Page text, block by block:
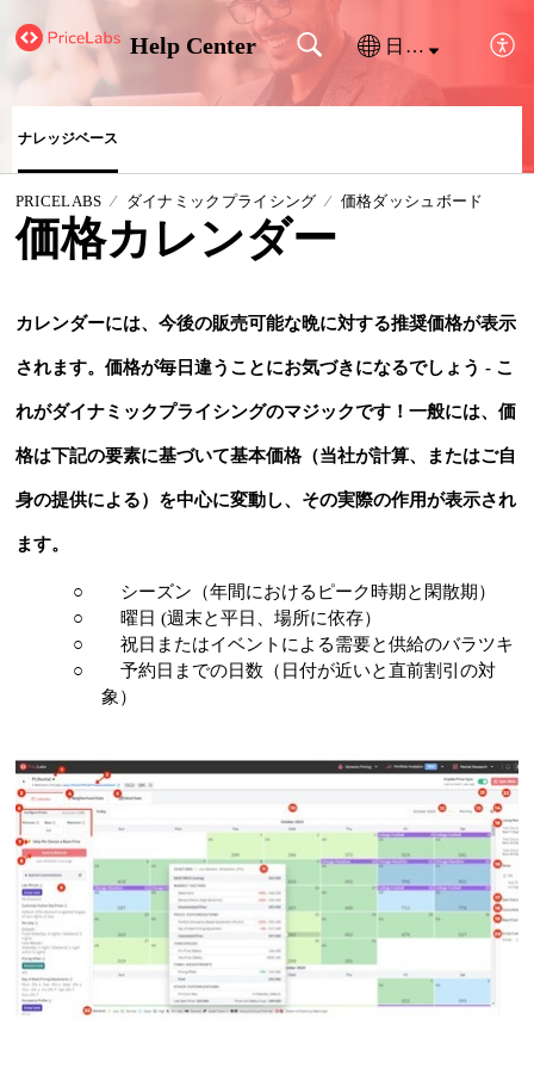
Help Center 日本語
ナレッジベース
PRICELABS ダイナミックプライシング 価格ダッシュボード
価格カレンダー
カレンダーには、今後の販売可能な晩に対する推奨価格が表示
されます。価格が毎日違うことにお気づきになるでしょう - こ
れがダイナミックプライシングのマジックです！一般には、価
格は下記の要素に基づいて基本価格（当社が計算、またはご自
身の提供による）を中心に変動し、その実際の作用が表示され
ます。
○
シーズン（年間におけるピーク時期と閑散期）
○
曜日 (週末と平日、場所に依存）
○
祝日またはイベントによる需要と供給のバラツキ
○
予約日までの日数（日付が近いと直前割引の対
象）